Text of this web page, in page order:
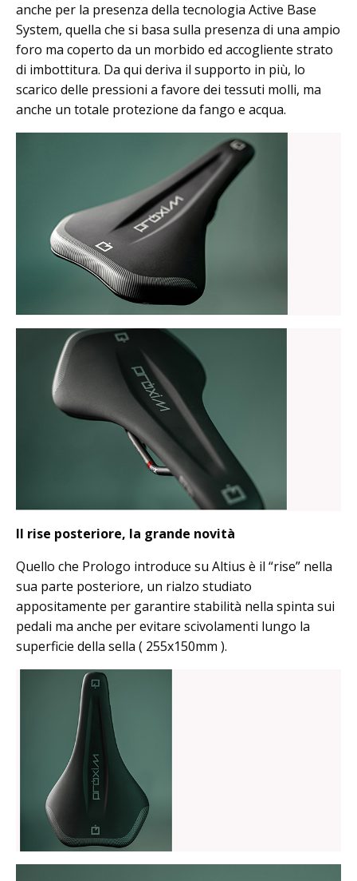
anche per la presenza della tecnologia Active Base
System, quella che si basa sulla presenza di una ampio
foro ma coperto da un morbido ed accogliente strato
di imbottitura. Da qui deriva il supporto in più, lo
scarico delle pressioni a favore dei tessuti molli, ma
anche un totale protezione da fango e acqua.
Il rise posteriore, la grande novità
Quello che Prologo introduce su Altius è il “rise” nella
sua parte posteriore, un rialzo studiato
appositamente per garantire stabilità nella spinta sui
pedali ma anche per evitare scivolamenti lungo la
superficie della sella ( 255x150mm ).